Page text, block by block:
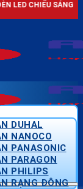
DUHAL
NANOCO
PANASONIC
PARAGON
PHILIPS
RẠNG ĐÔNG